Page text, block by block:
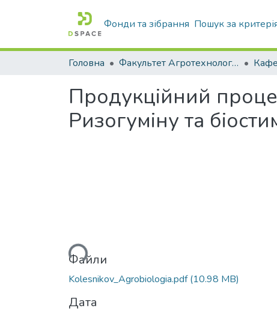
Фонди та зібрання Пошук за
Головна Факультет Агротехнологій та екології
Продукційний
Ризогуміну та
Вантажиться...
Файли
Kolesnikov_Agrobiologia.pdf(10.98 MB)
Дата